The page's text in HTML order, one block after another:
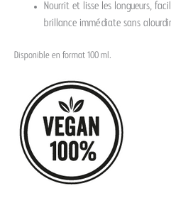
Nourrit et lisse les longueurs,
brillance immédiate sans alourdir
Disponible en format 100 ml.